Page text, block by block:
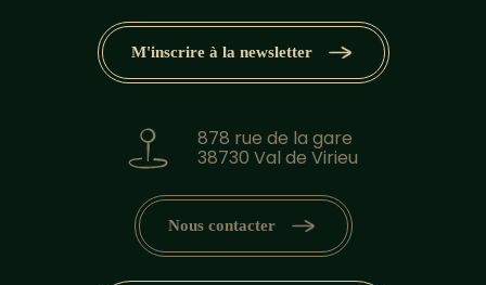
878 rue de la gare
38730 Val de Virieu
Nous contacter
M'inscrire à la newsletter